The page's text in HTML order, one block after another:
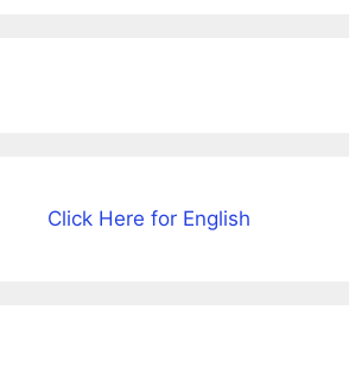
Click Here for English